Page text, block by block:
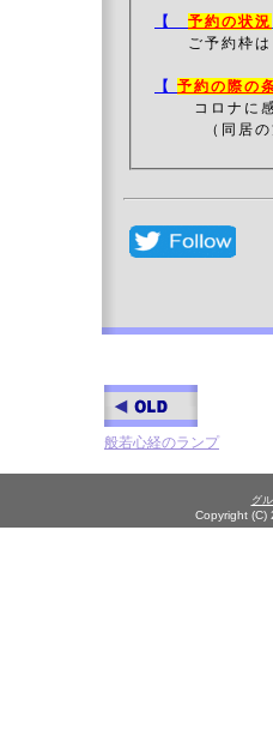
【 予約の状況
ご予約枠は
【 予約の際の
コロナに
（同居の方
般若心経のランプ
グ
Copyright (C)